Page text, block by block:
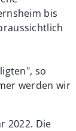
bis
so
werden wir
2022. Die